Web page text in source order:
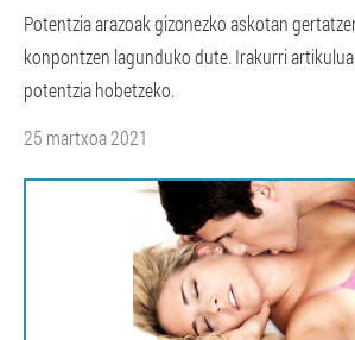
Potentzia arazoak gizonezko askotan
konpontzen lagunduko dute. Irakurri
potentzia hobetzeko.
25 martxoa 2021